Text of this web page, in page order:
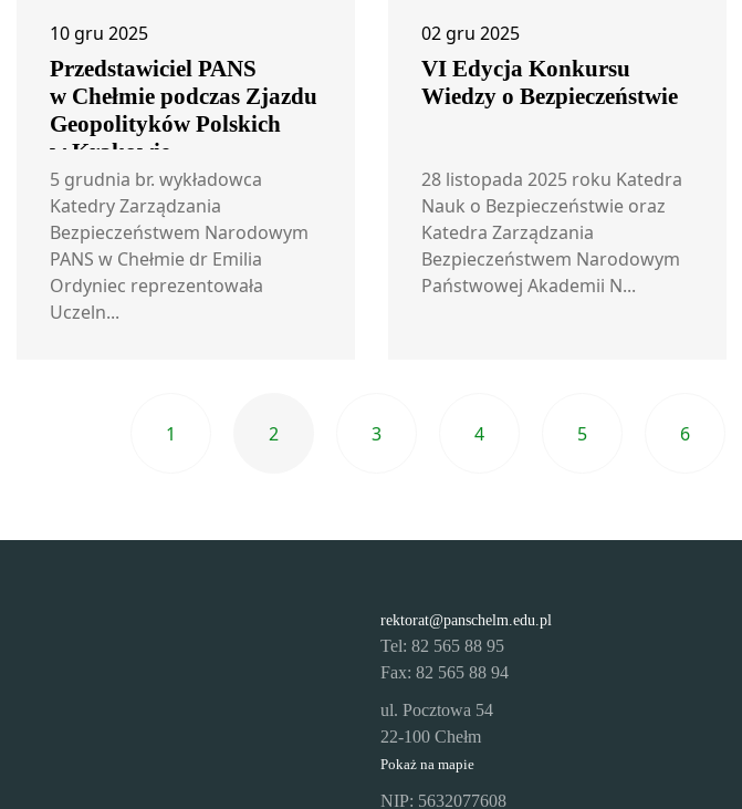
10 gru 2025
Przedstawiciel PANS
w Chełmie podczas Zjazdu
Geopolityków Polskich
w Krakowie
5 grudnia br. wykładowca
Katedry Zarządzania
Bezpieczeństwem Narodowym
PANS w Chełmie dr Emilia
Ordyniec reprezentowała
Uczeln...
02 gru 2025
VI Edycja Konkursu
Wiedzy o Bezpieczeństwie
28 listopada 2025 roku Katedra
Nauk o Bezpieczeństwie oraz
Katedra Zarządzania
Bezpieczeństwem Narodowym
Państwowej Akademii N...
Poprzednia strona
1 2 3 4 5 6
rektorat@panschelm.edu.pl
Tel: 82 565 88 95
Fax: 82 565 88 94
ul. Pocztowa 54
22-100 Chełm
Pokaż na mapie
NIP: 5632077608